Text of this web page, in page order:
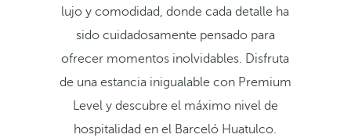
lujo y comodidad, donde cada detalle ha
sido cuidadosamente pensado para
ofrecer momentos inolvidables. Disfruta
de una estancia inigualable con Premium
Level y descubre el máximo nivel de
hospitalidad en el Barceló Huatulco.